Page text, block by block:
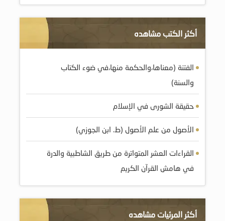
أكثر الكتب مشاهده
الفتنة (معناها،والحكمة منها،في ضوء الكتاب
والسنة)
حقيقة الشورى في الإسلام
الأصول من علم الأصول (ط. ابن الجوزي)
القراءات العشر المتواترة من طريق الشاطبية والدرة
في هامش القرآن الكريم
أكثر المرئيات مشاهده